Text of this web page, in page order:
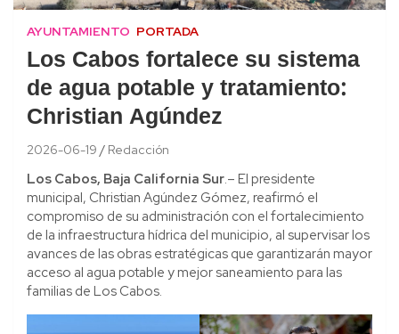
AYUNTAMIENTO PORTADA
Los Cabos fortalece su sistema
de agua potable y tratamiento:
Christian Agúndez
2026-06-19 Redacción
Los Cabos, Baja California Sur.– El presidente
municipal, Christian Agúndez Gómez, reafirmó el
compromiso de su administración con el fortalecimiento
de la infraestructura hídrica del municipio, al supervisar los
avances de las obras estratégicas que garantizarán mayor
acceso al agua potable y mejor saneamiento para las
familias de Los Cabos.